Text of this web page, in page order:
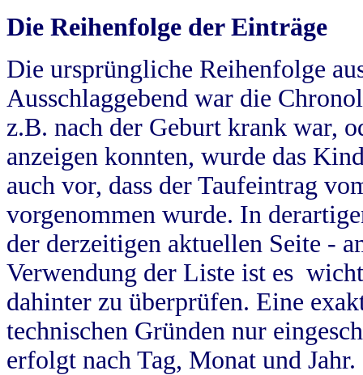
Die Reihenfolge der Einträge
Die ursprüngliche Reihenfolge
Ausschlaggebend war die
z.B. nach der Geburt krank war,
anzeigen konnten, wurde das
auch vor, dass der Taufeintrag
vorgenommen wurde. In
der derzeitigen aktuellen Seite -
Verwendung der Liste ist es
dahinter zu überprüfen. Eine
technischen Gründen nur
erfolgt nach Tag, Monat und Jahr.